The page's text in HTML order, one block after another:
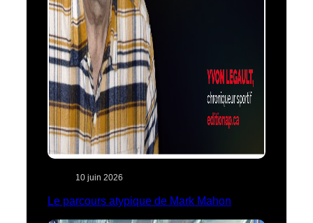
10 juin 2026
Le parcours atypique de Mark Mahon